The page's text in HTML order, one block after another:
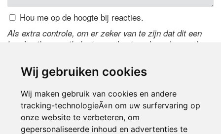
Wij gebruiken cookies
Wij maken gebruik van cookies en andere
tracking-technologieÃ«n om uw surfervaring op
onze website te verbeteren, om
gepersonaliseerde inhoud en advertenties te
Hou me op de hoogte bij reacties.
Als extra controle, om er zeker van te zijn dat dit een
handmatige reactie is, typ onderstaande code over in
de code te wijzigen.